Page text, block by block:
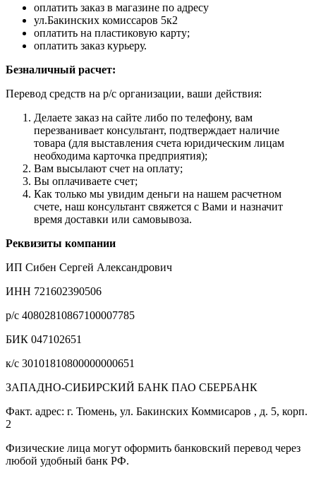
оплатить заказ в магазине по адресу
ул.Бакинских комиссаров 5к2
оплатить на пластиковую карту;
оплатить заказ курьеру.
Безналичный расчет:
Перевод средств на р/с организации, ваши действия:
Делаете заказ на сайте либо по телефону, вам
перезванивает консультант, подтверждает наличие
товара (для выставления счета юридическим лицам
необходима карточка предприятия);
Вам высылают счет на оплату;
Вы оплачиваете счет;
Как только мы увидим деньги на нашем расчетном
счете, наш консультант свяжется с Вами и назначит
время доставки или самовывоза.
Реквизиты компании
ИП Сибен Сергей Александрович
ИНН 721602390506
р/с 40802810867100007785
БИК 047102651
к/с 30101810800000000651
ЗАПАДНО-СИБИРСКИЙ БАНК ПАО СБЕРБАНК
Факт. адрес: г. Тюмень, ул. Бакинских Коммисаров , д. 5, корп.
2
Физические лица могут оформить банковский перевод через
любой удобный банк РФ.